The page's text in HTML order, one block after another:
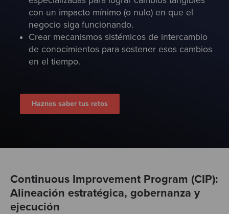
con un impacto mínimo (o nulo) en que el
negocio siga funcionando.
Crear mecanismos sistémicos de intercambio
de conocimientos para sostener esos cambios
en el tiempo.
Haznos saber tus retos
Continuous Improvement Program (CIP):
Alineación estratégica, gobernanza y
ejecución